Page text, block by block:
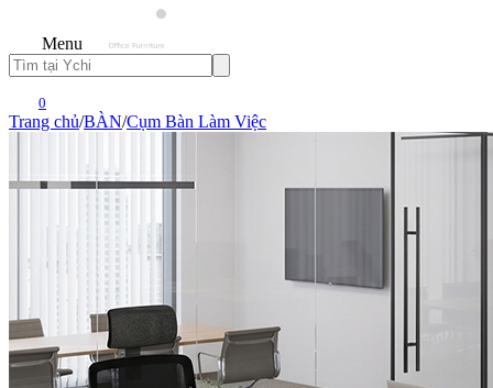
Menu
0
Trang chủ/BÀN/Cụm Bàn Làm Việc